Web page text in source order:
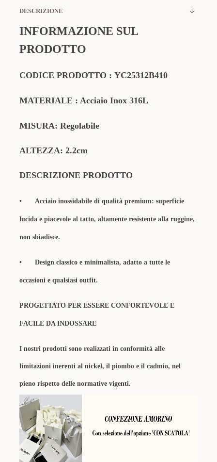
DESCRIZIONE
INFORMAZIONE SUL
PRODOTTO
CODICE PRODOTTO : YC25312B410
MATERIALE : Acciaio Inox 316L
MISURA: Regolabile
ALTEZZA: 2.2cm
DESCRIZIONE PRODOTTO
• Acciaio inossidabile di qualità premium: superficie
lucida e piacevole al tatto, altamente resistente alla ruggine,
non sbiadisce.
• Design classico e minimalista, adatto a tutte le
occasioni e qualsiasi outfit.
PROGETTATO PER ESSERE CONFORTEVOLE E
FACILE DA INDOSSARE
I nostri prodotti sono realizzati in conformità alle
limitazioni inerenti al nickel, il piombo e il cadmio, nel
pieno rispetto delle normative vigenti.